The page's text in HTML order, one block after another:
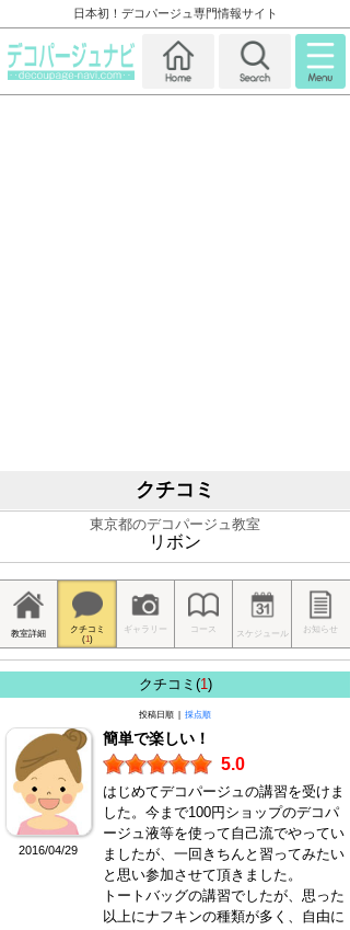
日本初！デコパージュ専門情報サイト
クチコミ
東京都のデコパージュ教室
リボン
教室詳細
クチコミ
(1)
ギャラリー コース スケジュール お知らせ
クチコミ(1)
投稿日順 | 採点順
2016/04/29
簡単で楽しい！
5.0
はじめてデコパージュの講習を受けま
した。今まで100円ショップのデコパ
ージュ液等を使って自己流でやってい
ましたが、一回きちんと習ってみたい
と思い参加させて頂きました。
トートバッグの講習でしたが、思った
以上にナフキンの種類が多く、自由に